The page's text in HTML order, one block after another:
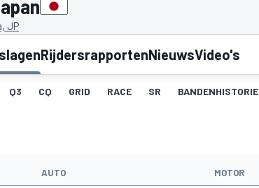
JP
RijdersrapportenNieuwsVideo's
Q3 CQ GRID RACE SR BANDENHISTORIE
AUTO MOTOR